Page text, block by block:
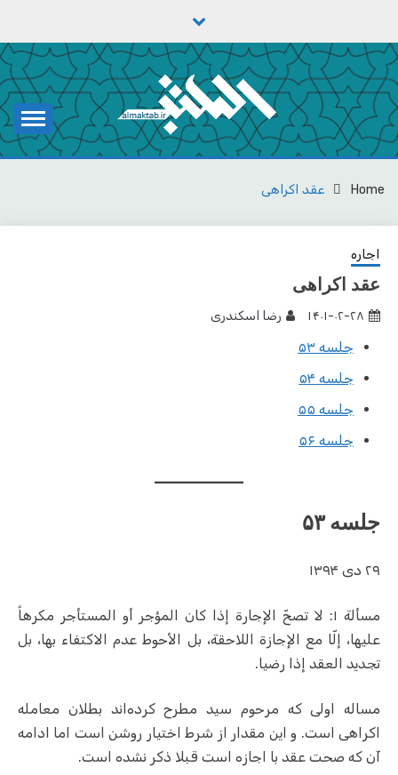
content
مکتب
یادداشت‌های رضا اسکندری
Home عقد اکراهی
اجاره
عقد اکراهی
۱۴۰۱-۰۲-۲۸ رضا اسکندری
جلسه ۵۳
جلسه ۵۴
جلسه ۵۵
جلسه ۵۶
جلسه ۵۳
۲۹ دی ۱۳۹۴
مسألة ۱: لا تصحّ الإجارة إذا كان المؤجر أو المستأجر مكرهاً
عليها، إلّا مع الإجازة اللاحقة، بل الأحوط عدم الاكتفاء بها، بل
تجديد العقد إذا رضيا.
مساله اولی که مرحوم سید مطرح کرده‌اند بطلان معامله
اکراهی است. و این مقدار از شرط اختیار روشن است اما ادامه
آن که صحت عقد با اجازه است قبلا ذکر نشده است.